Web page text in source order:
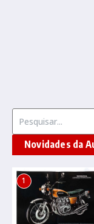
Novidades da
1